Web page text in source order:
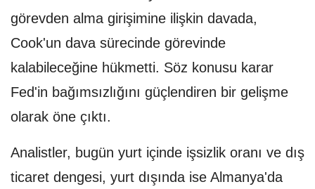
görevden alma girişimine ilişkin davada,
Cook'un dava sürecinde görevinde
kalabileceğine hükmetti. Söz konusu karar
Fed'in bağımsızlığını güçlendiren bir gelişme
olarak öne çıktı.
Analistler, bugün yurt içinde işsizlik oranı ve dış
ticaret dengesi, yurt dışında ise Almanya'da